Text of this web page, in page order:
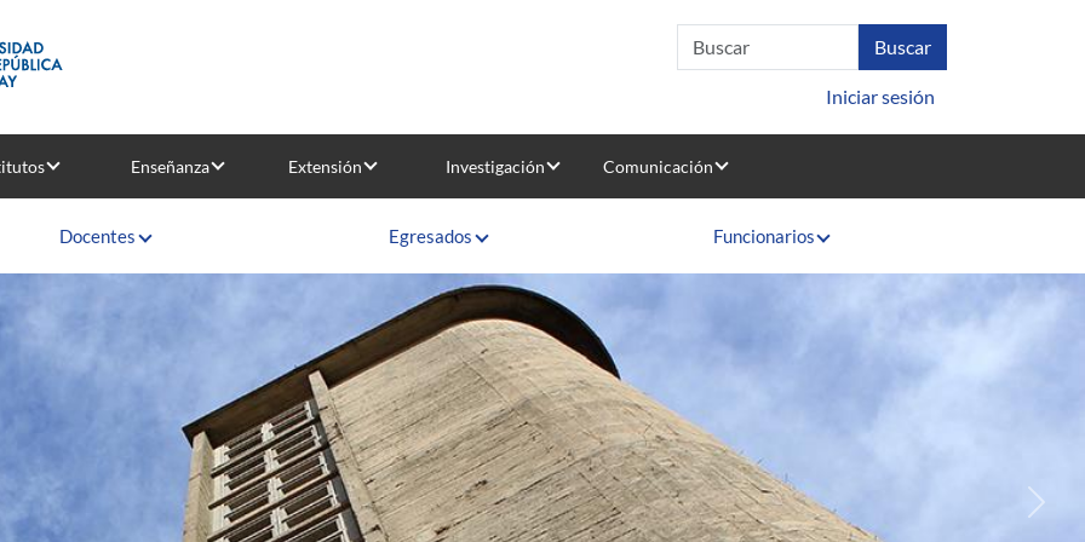
Iniciar sesión
Enseñanza Extensión Investigación Comunicación
Docentes Egresados Funcionarios